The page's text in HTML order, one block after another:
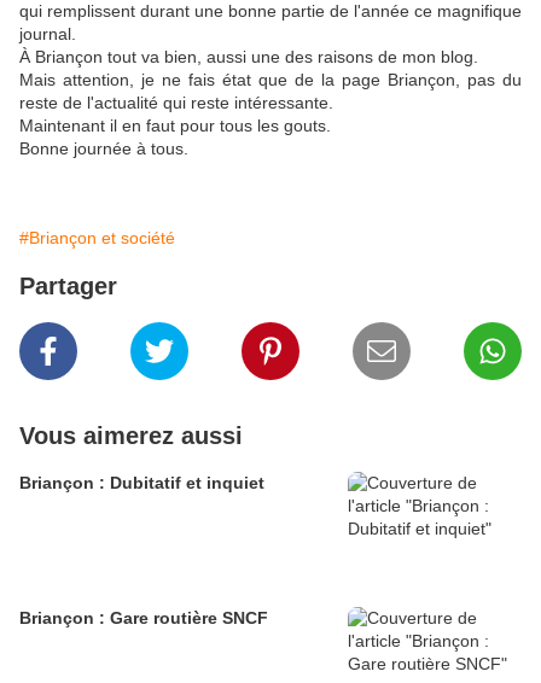
qui remplissent durant une bonne partie de l'année ce magnifique
journal.
À Briançon tout va bien, aussi une des raisons de mon blog.
Mais attention, je ne fais état que de la page Briançon, pas du
reste de l'actualité qui reste intéressante.
Maintenant il en faut pour tous les gouts.
Bonne journée à tous.
#Briançon et société
Partager
Vous aimerez aussi
Briançon : Dubitatif et inquiet
Briançon : Gare routière SNCF